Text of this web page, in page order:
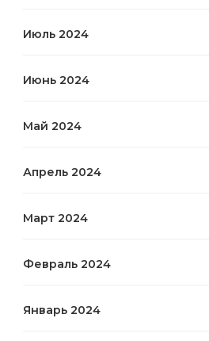
Июль 2024
Июнь 2024
Май 2024
Апрель 2024
Март 2024
Февраль 2024
Январь 2024